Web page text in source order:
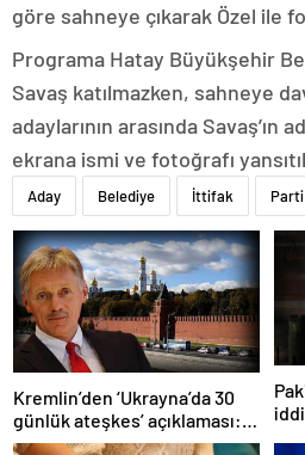
göre sahneye çıkarak Özel ile
Programa Hatay Büyükşehir
Savaş katılmazken, sahneye
adaylarının arasında Savaş’ın
ekrana ismi ve fotoğrafı
Aday Belediye İttifak Parti
Kremlin’den ‘Ukrayna’da 30
günlük ateşkes’ açıklaması:
Bunu iyice düşünmeliyiz